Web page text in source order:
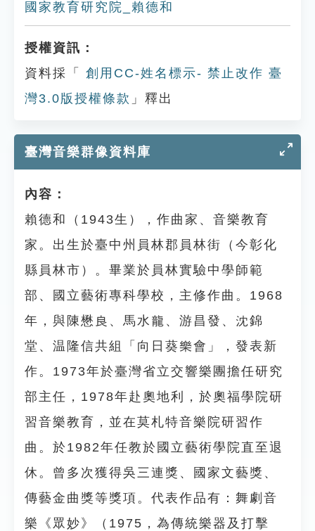
國家教育研究院_賴德和
授權資訊：
資料採「
創用CC-姓名標示- 禁止改作 臺
灣3.0版授權條款 」釋出
臺灣音樂群像資料庫
內容：
賴德和（1943生），作曲家、音樂教育
家。出生於臺中州員林郡員林街（今彰化
縣員林市）。畢業於員林實驗中學師範
部、國立藝術專科學校，主修作曲。1968
年，與陳懋良、馬水龍、游昌發、沈錦
堂、温隆信共組「向日葵樂會」，發表新
作。1973年於臺灣省立交響樂團擔任研究
部主任，1978年赴奧地利，於奧福學院研
習音樂教育，並在莫札特音樂院研習作
曲。於1982年任教於國立藝術學院直至退
休。曾多次獲得吳三連獎、國家文藝獎、
傳藝金曲獎等獎項。代表作品有：舞劇音
樂《眾妙》（1975，為傳統樂器及打擊